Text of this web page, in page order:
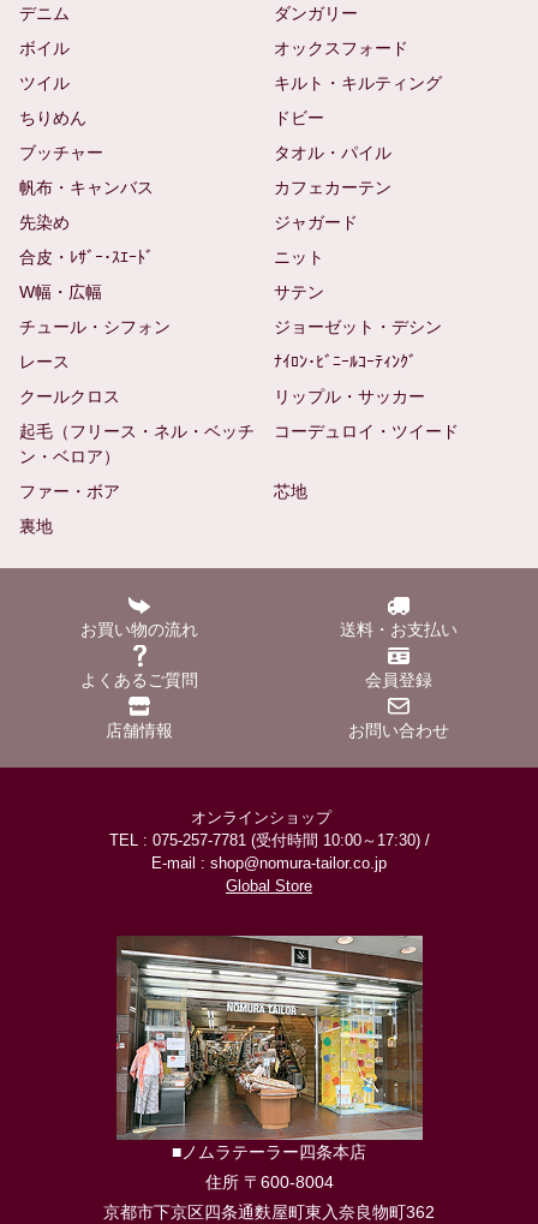
デニム
ダンガリー
ボイル
オックスフォード
ツイル
キルト・キルティング
ちりめん
ドビー
ブッチャー
タオル・パイル
帆布・キャンバス
カフェカーテン
先染め
ジャガード
合皮・ﾚｻﾞｰ･ｽｴｰﾄﾞ
ニット
W幅・広幅
サテン
チュール・シフォン
ジョーゼット・デシン
レース
ﾅｲﾛﾝ･ﾋﾞﾆｰﾙｺｰﾃｨﾝｸﾞ
クールクロス
リップル・サッカー
起毛（フリース・ネル・ベッチ
ン・ベロア）
コーデュロイ・ツイード
ファー・ボア
芯地
裏地
お買い物の流れ 送料・お支払い
よくあるご質問 会員登録
店舗情報 お問い合わせ
オンラインショップ
TEL : 075-257-7781 (受付時間 10:00～17:30) /
E-mail : shop@nomura-tailor.co.jp
Global Store
■ノムラテーラー四条本店
住所 〒600-8004
京都市下京区四条通麩屋町東入奈良物町362